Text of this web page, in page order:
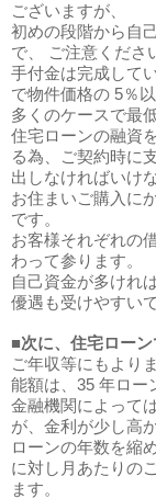
ございますが、
初めの段階から自
で、 ご注意くださ
手付金は完成して
で物件価格の 5％以
多くのケースで最
住宅ローンの融資
る為、ご契約時に
出しなければいけ
お住まいご購入に
です。
お客様それぞれの
わって参ります。
自己資金が多けれ
優遇も受けやすいで
■次に、住宅ロー
ご年収等にもより
能額は、 35 年ロー
金融機関によって
が、金利が少し高
ローンの年数を縮
に対し月あたりの
ます。